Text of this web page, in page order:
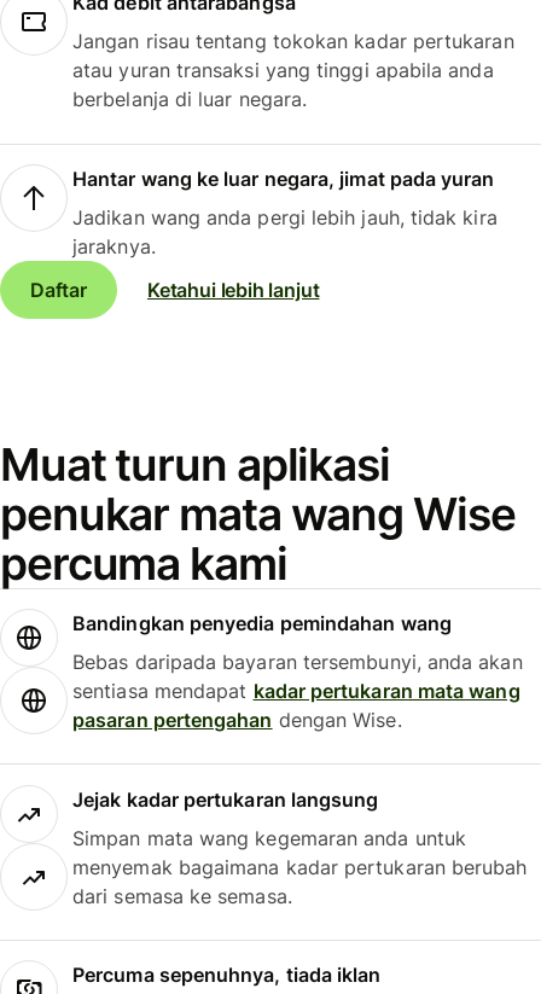
Jangan risau tentang tokokan kadar pertukaran
atau yuran transaksi yang tinggi apabila anda
berbelanja di luar negara.
Hantar wang ke luar negara, jimat pada yuran
Jadikan wang anda pergi lebih jauh, tidak kira
jaraknya.
Daftar
Ketahui lebih lanjut
Muat turun aplikasi
penukar mata wang Wise
percuma kami
Bandingkan penyedia pemindahan wang
Bebas daripada bayaran tersembunyi, anda akan
sentiasa mendapat kadar pertukaran mata wang
pasaran pertengahan dengan Wise.
Jejak kadar pertukaran langsung
Simpan mata wang kegemaran anda untuk
menyemak bagaimana kadar pertukaran berubah
dari semasa ke semasa.
Percuma sepenuhnya, tiada iklan